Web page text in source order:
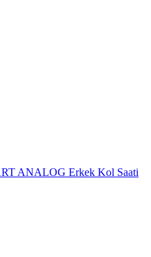
ANALOG Erkek Kol Saati